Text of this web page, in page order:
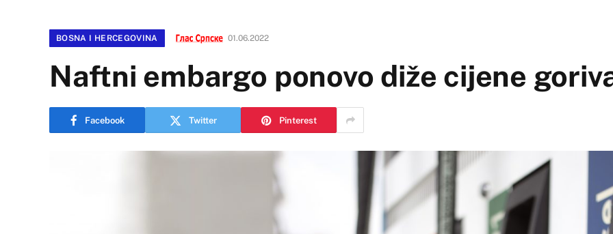
BOSNA I HERCEGOVINA 01.06.2022
Naftni embargo ponovo diže cijene
Facebook Twitter Pinterest